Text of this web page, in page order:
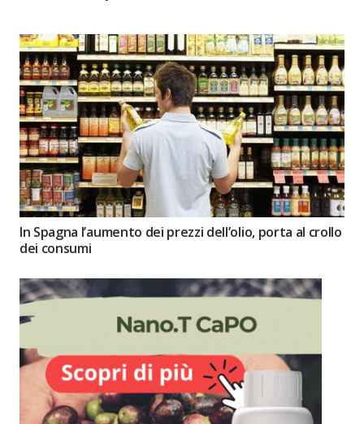
In Spagna l’aumento dei prezzi dell’olio, porta al crollo
dei consumi